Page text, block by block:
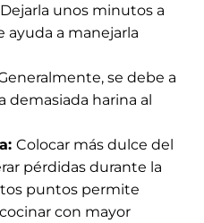
unos minutos a
a manejarla
se debe a
demasiada harina al
Colocar más dulce del
pérdidas durante la
puntos permite
con mayor